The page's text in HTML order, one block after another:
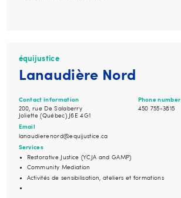
équijustice
Lanaudière Nord
Contact information
200, rue De Salaberry
Joliette (Québec) J6E 4G1
Phone number
450 755-3815
Email
lanaudierenord@equijustice.ca
Services
Restorative Justice (YCJA and GAMP)
Community Mediation
Activités de sensibilisation, ateliers et formations